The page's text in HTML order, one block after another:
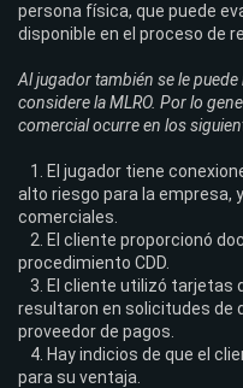
persona física, que puede
disponible en el proceso de
Al jugador también se le
considere la MLRO. Por lo
comercial ocurre en los
El jugador tiene
alto riesgo para la empresa,
comerciales.
El cliente proporcionó
procedimiento CDD.
El cliente utilizó tarjetas
resultaron en solicitudes de
proveedor de pagos.
Hay indicios de que el
para su ventaja.